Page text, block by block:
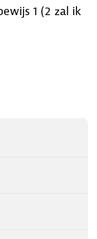
1 (2 zal ik